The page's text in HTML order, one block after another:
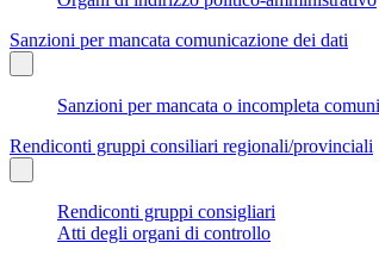
Sanzioni per mancata comunicazione dei dati
Sanzioni per mancata o incompleta
Rendiconti gruppi consiliari regionali/provinciali
Rendiconti gruppi consigliari
Atti degli organi di controllo